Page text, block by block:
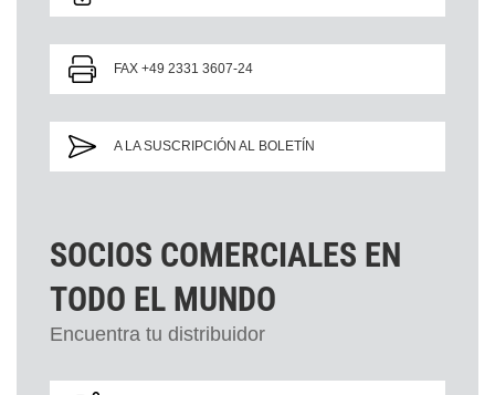
FAX +49 2331 3607-24
A LA SUSCRIPCIÓN AL BOLETÍN
SOCIOS COMERCIALES EN
TODO EL MUNDO
Encuentra tu distribuidor